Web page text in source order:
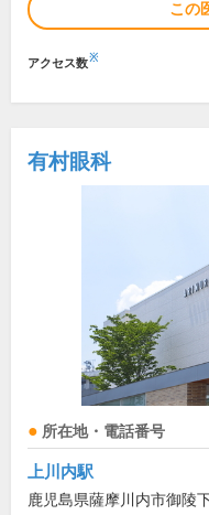
この
アクセス数※
有村眼科
所在地・電話番号
上川内駅
鹿児島県薩摩川内市御陵